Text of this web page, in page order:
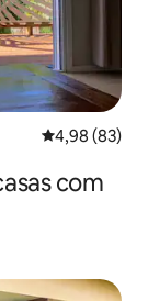
4,98 de uma
4,98 (83)
com